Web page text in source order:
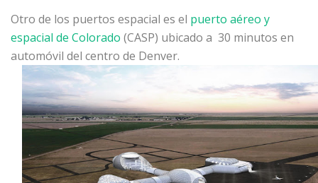
Otro de los puertos espacial es el puerto aéreo y
espacial de Colorado (CASP) ubicado a 30 minutos en
automóvil del centro de Denver.